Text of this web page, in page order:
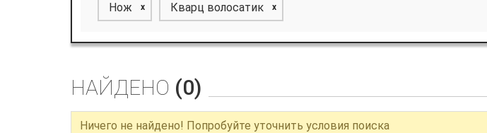
Нож x Кварц волосатик x
НАЙДЕНО (0)
Ничего не найдено! Попробуйте уточнить условия поиска